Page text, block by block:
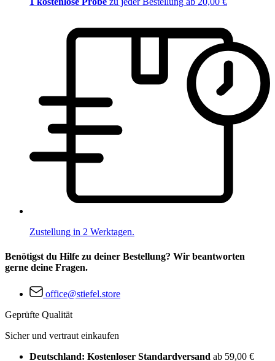
Zustellung in 2 Werktagen.
Benötigst du Hilfe zu deiner Bestellung? Wir beantworten
gerne deine Fragen.
office@stiefel.store
Geprüfte Qualität
Sicher und vertraut einkaufen
Deutschland: Kostenloser Standardversand ab 59,00 €